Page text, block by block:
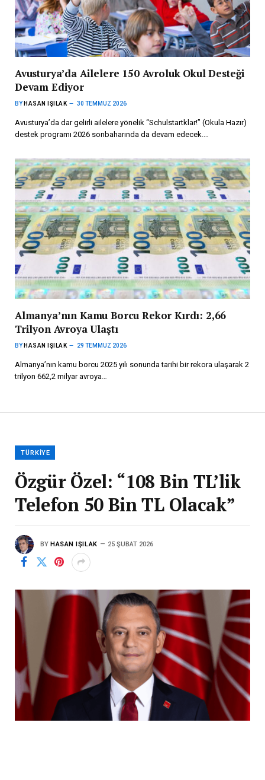
Avusturya’da Ailelere 150 Avroluk Okul Desteği
Devam Ediyor
BY HASAN IŞILAK 30 TEMMUZ 2026
Avusturya’da dar gelirli ailelere yönelik “Schulstartklar!” (Okula Hazır)
destek programı 2026 sonbaharında da devam edecek.…
Almanya’nın Kamu Borcu Rekor Kırdı: 2,66
Trilyon Avroya Ulaştı
BY HASAN IŞILAK 29 TEMMUZ 2026
Almanya’nın kamu borcu 2025 yılı sonunda tarihi bir rekora ulaşarak 2
trilyon 662,2 milyar avroya…
TÜRKIYE
Özgür Özel: “108 Bin TL’lik
Telefon 50 Bin TL Olacak”
BY HASAN IŞILAK 25 ŞUBAT 2026